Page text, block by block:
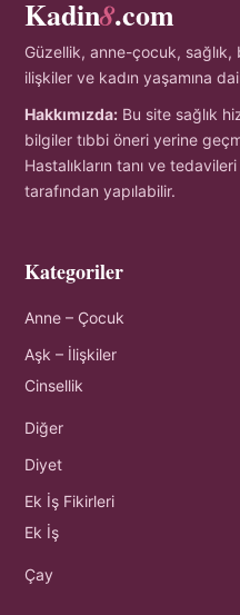
Kadin8.com
Güzellik, anne-çocuk,
ilişkiler ve kadın yaşamına
Hakkımızda: Bu site sağlık
bilgiler tıbbi öneri yerine
Hastalıkların tanı ve
tarafından yapılabilir.
Kategoriler
Anne – Çocuk
Aşk – İlişkiler
Cinsellik
Diğer
Diyet
Ek İş Fikirleri
Ek İş
Çay